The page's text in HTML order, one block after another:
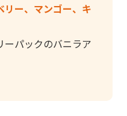
リー、マンゴー、キ
ーパックのバニラア